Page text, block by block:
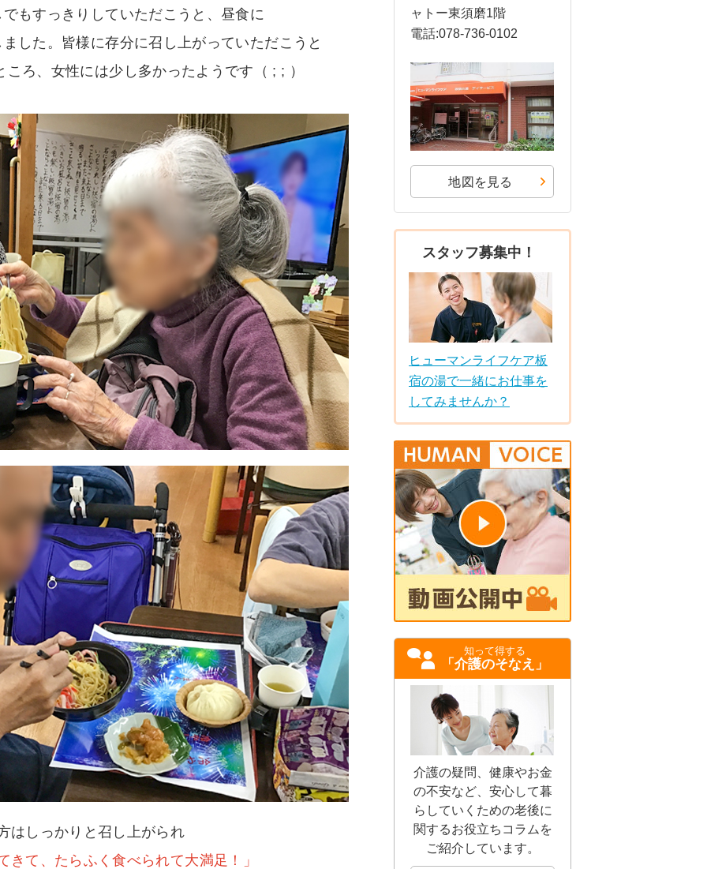
もすっきりしていただこうと、昼食に
した。皆様に存分に召し上がっていただこうと
ろ、女性には少し多かったようです（ ; ; ）
はしっかりと召し上がられ
きて、たらふく食べられて大満足！」
ャトー東須磨1階
電話:078-736-0102
地図を見る
スタッフ募集中！
ヒューマンライフケア板
宿の湯で一緒にお仕事を
してみませんか？
知って得する
「介護のそなえ」
介護の疑問、健康やお金
の不安など、安心して暮
らしていくための老後に
関するお役立ちコラムを
ご紹介しています。